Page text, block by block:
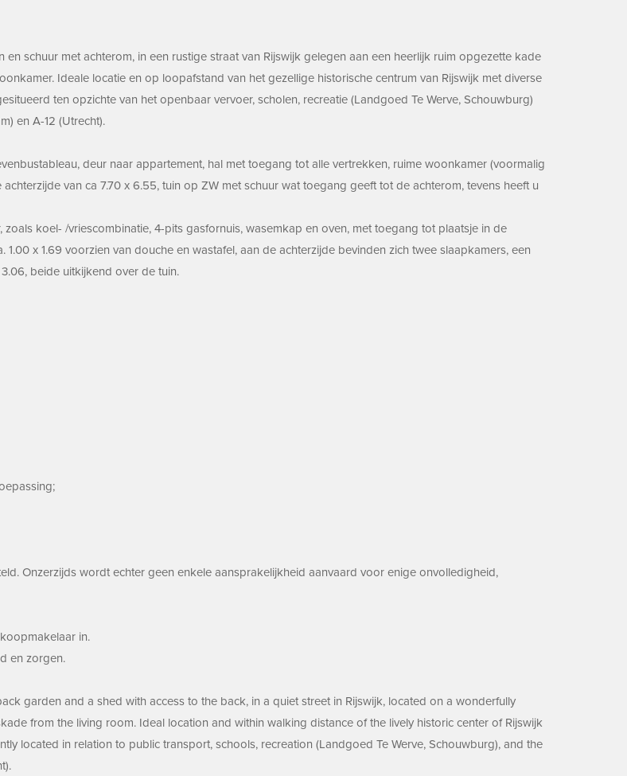
schuur met achterom, in een rustige straat van Rijswijk gelegen aan een heerlijk ruim opgezette kade
Ideale locatie en op loopafstand van het gezellige historische centrum van Rijswijk met diverse
ten opzichte van het openbaar vervoer, scholen, recreatie (Landgoed Te Werve, Schouwburg)
en A-12 (Utrecht).
deur naar appartement, hal met toegang tot alle vertrekken, ruime woonkamer (voormalig
van ca 7.70 x 6.55, tuin op ZW met schuur wat toegang geeft tot de achterom, tevens heeft u
koel- /vriescombinatie, 4-pits gasfornuis, wasemkap en oven, met toegang tot plaatsje in de
x 1.69 voorzien van douche en wastafel, aan de achterzijde bevinden zich twee slaapkamers, een
beide uitkijkend over de tuin.
Onzerzijds wordt echter geen enkele aansprakelijkheid aanvaard voor enige onvolledigheid,
in.
en zorgen.
garden and a shed with access to the back, in a quiet street in Rijswijk, located on a wonderfully
from the living room. Ideal location and within walking distance of the lively historic center of Rijswijk
located in relation to public transport, schools, recreation (Landgoed Te Werve, Schouwburg), and the